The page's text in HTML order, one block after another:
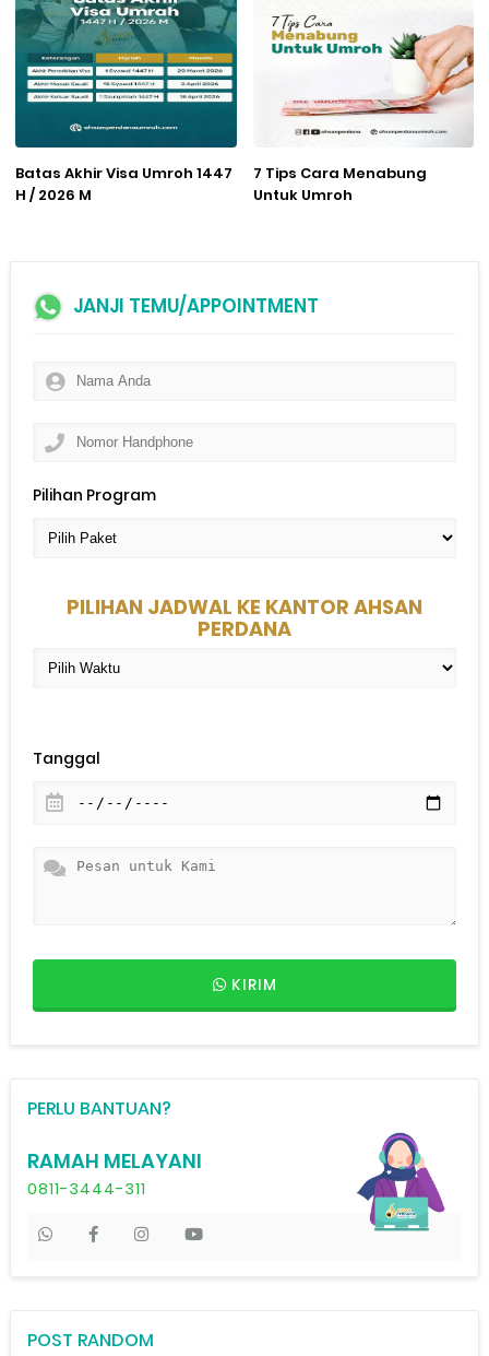
Batas Akhir Visa Umroh 1447
H / 2026 M
7 Tips Cara Menabung
Untuk Umroh
JANJI TEMU/APPOINTMENT
Pilihan Program
PILIHAN JADWAL KE KANTOR AHSAN
PERDANA
Tanggal
KIRIM
PERLU BANTUAN?
RAMAH MELAYANI
0811-3444-311
POST RANDOM